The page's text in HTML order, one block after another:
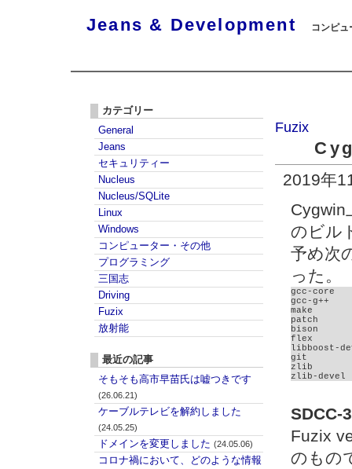
Jeans & Development コンピュ
Fuzix
2019年
Cygwin
のビル
予め次
った。
gcc-core
gcc-g++
make
patch
bison
flex
libboost-
git
zlib
zlib-devel
SDCC-
Fuzix
のもの
カテゴリー
General
Jeans
セキュリティー
Nucleus
Nucleus/SQLite
Linux
Windows
コンピューター・その他
プログラミング
三国志
Driving
Fuzix
放射能
最近の記事
そもそも高市早苗氏は嘘つきです
(26.06.21)
ケーブルテレビを解約しました
(24.05.25)
ドメインを変更しました (24.05.06)
コロナ禍において、どのような情報